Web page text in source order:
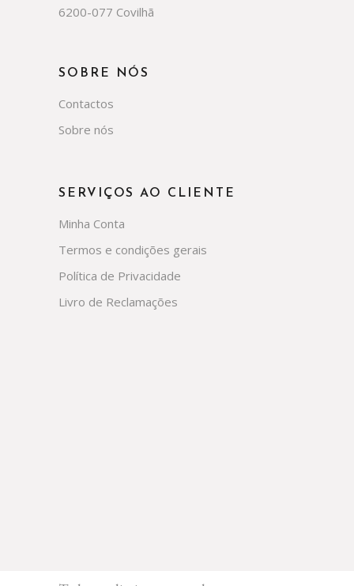
6200-077 Covilhã
SOBRE NÓS
Contactos
Sobre nós
SERVIÇOS AO CLIENTE
Minha Conta
Termos e condições gerais
Política de Privacidade
Livro de Reclamações